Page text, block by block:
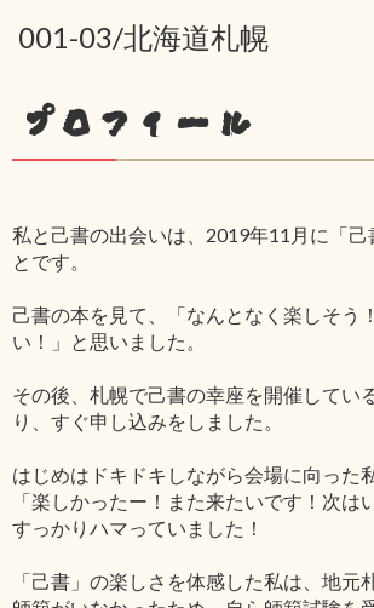
001-03/北海道札幌
プロフィール
私と己書の出会いは、2019年11月に「己
とです。
己書の本を見て、「なんとなく楽しそう
い！」と思いました。
その後、札幌で己書の幸座を開催してい
り、すぐ申し込みをしました。
はじめはドキドキしながら会場に向った
「楽しかったー！また来たいです！次は
すっかりハマっていました！
「己書」の楽しさを体感した私は、地元